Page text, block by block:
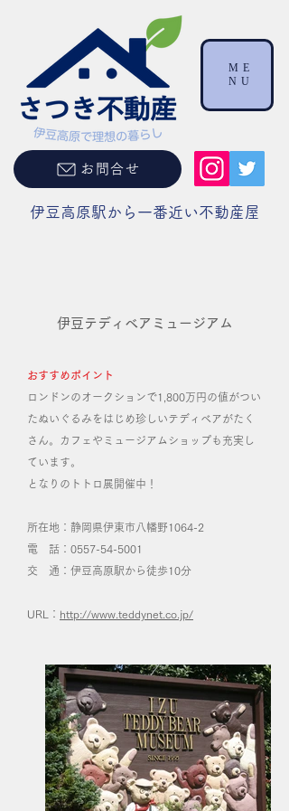
伊豆高原駅から一番近い不動産屋
お問合せ
ME
NU
伊豆テディベアミュージアム
おすすめポイント
ロンドンのオークションで1,800万円の値がつい
たぬいぐるみをはじめ珍しいテディベアがたく
さん。カフェやミュージアムショップも充実し
ています。
となりのトトロ展開催中！
所在地：静岡県伊東市八幡野1064-2
電 話：0557-54-5001
交 通：伊豆高原駅から徒歩10分
URL： http://www.teddynet.co.jp/